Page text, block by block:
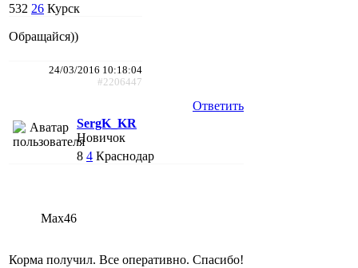
532 26 Курск
Обращайся))
24/03/2016 10:18:04
#2206447
Ответить
SergK_KR
Новичок
8 4 Краснодар
Max46
Корма получил. Все оперативно. Спасибо!